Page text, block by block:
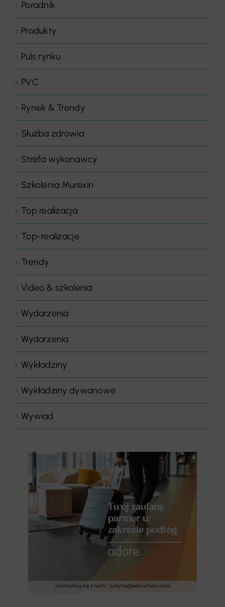
Poradnik
Produkty
Puls rynku
PVC
Rynek & Trendy
Służba zdrowia
Strefa wykonawcy
Szkolenia Murexin
Top realizacja
Top-realizacje
Trendy
Video & szkolenia
Wydarzenia
Wydarzenia
Wykładziny
Wykładziny dywanowe
Wywiad